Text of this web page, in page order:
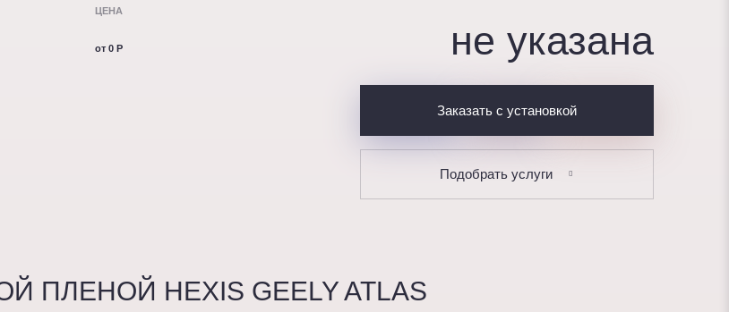
ЦЕНА
от 0 P не указана
Заказать с установкой
Подобрать услуги
HEXIS GEELY ATLAS